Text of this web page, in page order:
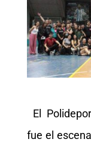
El
fue el